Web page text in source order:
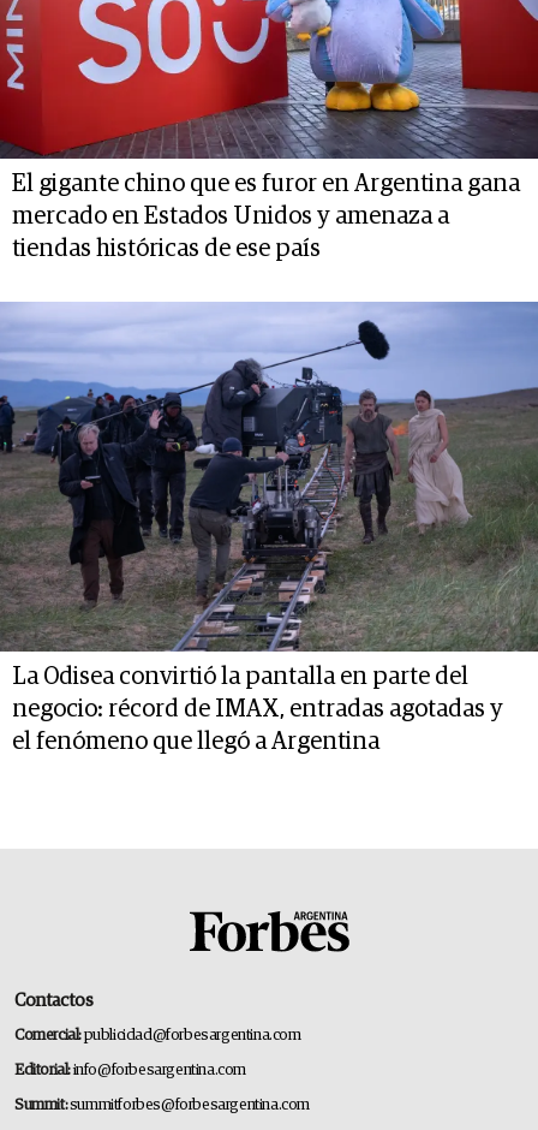
El gigante chino que es furor en Argentina gana
mercado en Estados Unidos y amenaza a
tiendas históricas de ese país
La Odisea convirtió la pantalla en parte del
negocio: récord de IMAX, entradas agotadas y
el fenómeno que llegó a Argentina
Contactos
Comercial:publicidad@forbesargentina.com
Editorial:info@forbesargentina.com
Summit:summitforbes@forbesargentina.com